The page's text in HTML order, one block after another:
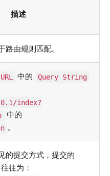
描述
路由规则匹配。
URL 中的 Query String
index?
中的
。
的提交方式，提交的
往往为：